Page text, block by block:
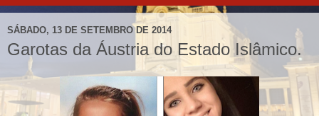
SÁBADO, 13 DE SETEMBRO DE 2014
Garotas da Áustria do Estado Islâmico.